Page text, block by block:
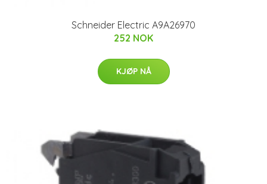
Schneider Electric A9A26970
252 NOK
KJØP NÅ